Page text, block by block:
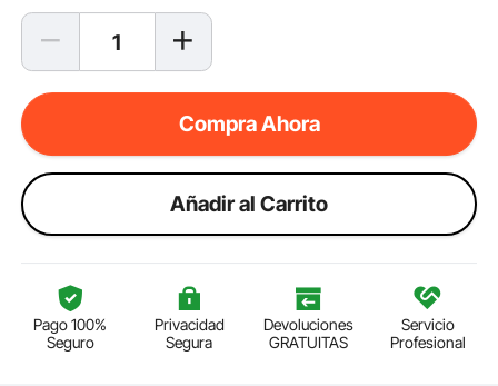
Compra Ahora
Añadir al Carrito
Pago 100%
Seguro
Privacidad
Segura
Devoluciones
GRATUITAS
Servicio
Profesional